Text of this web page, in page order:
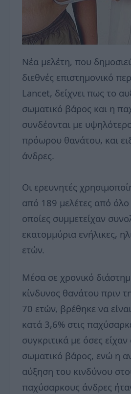
Νέα μελέτη, που
διεθνές επιστημονικό
Lancet, δείχνει πως το
σωματικό βάρος και η
συνδέονται με
πρόωρου θανάτου, και
άνδρες.
Οι ερευνητές
από 189 μελέτες από όλο
οποίες συμμετείχαν
εκατομμύρια ενήλικες,
ετών.
Μέσα σε χρονικό
κίνδυνος θανάτου πριν
70 ετών, βρέθηκε να
κατά 3,6% στις
συγκριτικά με όσες
σωματικό βάρος, ενώ η
αύξηση του κινδύνου
παχύσαρκους άνδρες